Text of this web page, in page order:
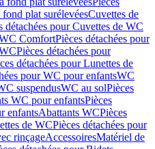
plat surélevéesCuvettes de
détachées pour Cuvettes de WC
ComfortPièces détachées pour
Pièces détachées pour
détachées pour Lunettes de
pour WC pour enfantsWC
suspendusWC au solPièces
WC pour enfantsPièces
enfantsAbattants WCPièces
de WCPièces détachées pour
rinçageAccessoiresMatériel de